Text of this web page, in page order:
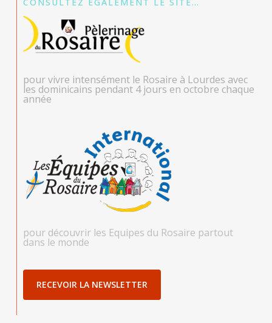
pour vivre intensément le Rosaire à Lourdes avec
les dominicains pendant 4 jours en octobre chaque
année
pour découvrir les Equipes du Rosaire partout
dans le monde
RECEVOIR LA NEWSLETTER